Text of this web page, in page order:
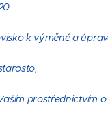
k výměně a
prostřednictvím